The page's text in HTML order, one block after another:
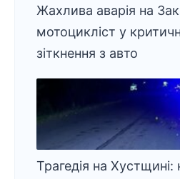
Жахлива аварія на
мотоцикліст у
зіткнення з авто
Трагедія на Хустщині: